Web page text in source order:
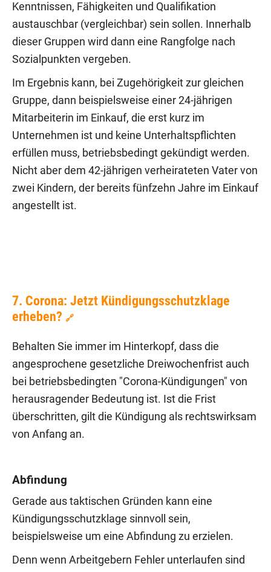
Kenntnissen, Fähigkeiten und Qualifikation
austauschbar (vergleichbar) sein sollen. Innerhalb
dieser Gruppen wird dann eine Rangfolge nach
Sozialpunkten vergeben.
Im Ergebnis kann, bei Zugehörigkeit zur gleichen
Gruppe, dann beispielsweise einer 24-jährigen
Mitarbeiterin im Einkauf, die erst kurz im
Unternehmen ist und keine Unterhaltspflichten
erfüllen muss, betriebsbedingt gekündigt werden.
Nicht aber dem 42-jährigen verheirateten Vater von
zwei Kindern, der bereits fünfzehn Jahre im Einkauf
angestellt ist.
7. Corona: Jetzt Kündigungsschutzklage
erheben? 🔗
Behalten Sie immer im Hinterkopf, dass die
angesprochene gesetzliche Dreiwochenfrist auch
bei betriebsbedingten "Corona-Kündigungen" von
herausragender Bedeutung ist. Ist die Frist
überschritten, gilt die Kündigung als rechtswirksam
von Anfang an.
Abfindung
Gerade aus taktischen Gründen kann eine
Kündigungsschutzklage sinnvoll sein,
beispielsweise um eine Abfindung zu erzielen.
Denn wenn Arbeitgebern Fehler unterlaufen sind